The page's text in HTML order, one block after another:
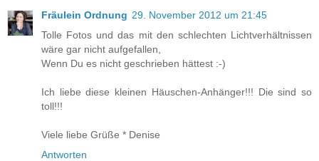
Fräulein Ordnung 29. November 2012 um 21:45
Tolle Fotos und das mit den schlechten Lichtverhältnissen
wäre gar nicht aufgefallen,
Wenn Du es nicht geschrieben hättest :-)
Ich liebe diese kleinen Häuschen-Anhänger!!! Die sind so
toll!!!
Viele liebe Grüße * Denise
Antworten